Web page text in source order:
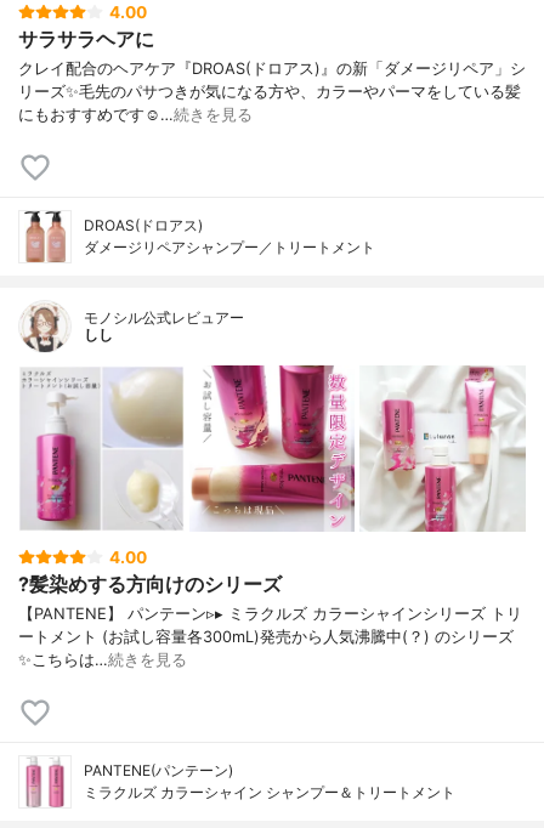
4.00
サラサラヘアに
クレイ配合のヘアケア『DROAS(ドロアス)』の新「ダメージリペア」シ
リーズ ✨ 毛先のパサつきが気になる方や、カラーやパーマをしている髪
にもおすすめです☺️ …続きを見る
DROAS(ドロアス)
ダメージリペアシャンプー／トリートメント
モノシル公式レビュアー
しし
4.00
?髪染めする方向けのシリーズ
【PANTENE】 パンテーン▹▸ ミラクルズ カラーシャインシリーズ トリ
ートメント (お試し容量各300mL)発売から人気沸騰中(？) のシリーズ
✨こちらは…続きを見る
PANTENE(パンテーン)
ミラクルズ カラーシャイン シャンプー＆トリートメント